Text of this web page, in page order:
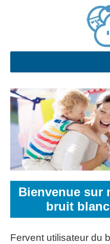
Bienvenue sur
bruit
Fervent utilisateur du